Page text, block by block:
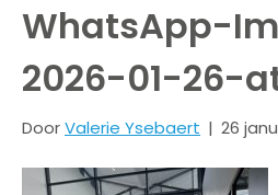
WhatsApp-
2026-01-26-
DoorValerie Ysebaert | 26